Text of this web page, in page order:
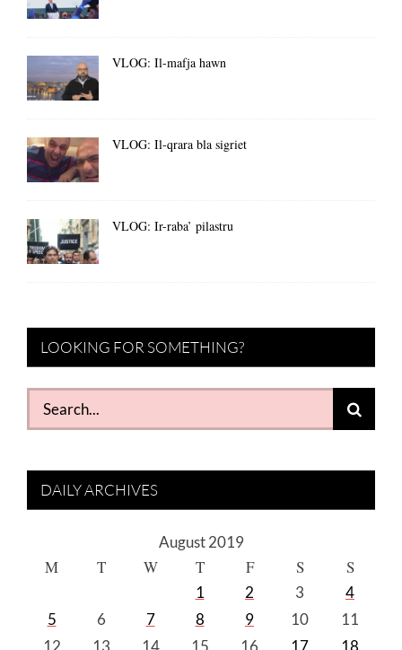
VLOG: Il-mafja hawn
VLOG: Il-qrara bla sigriet
VLOG: Ir-raba’ pilastru
LOOKING FOR SOMETHING?
Search
for:
DAILY ARCHIVES
August 2019
M T W T F S S
1 2 3
4
5
6 7 8 9 10
11